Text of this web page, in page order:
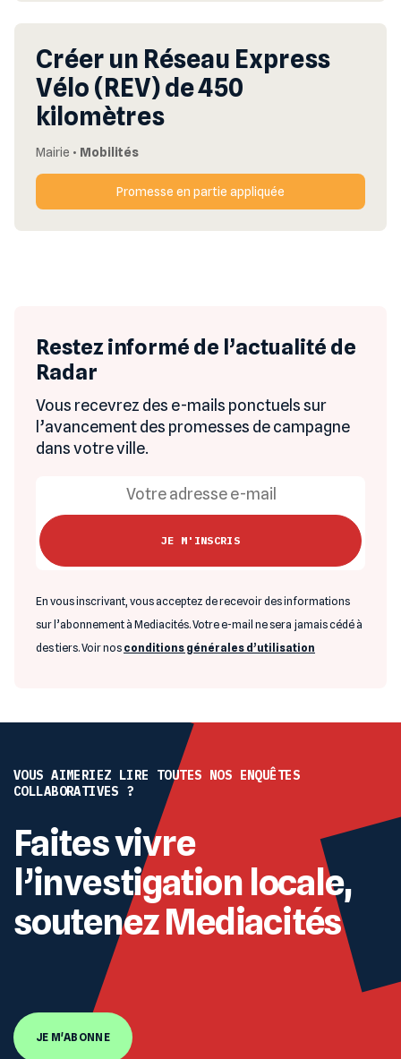
Créer un Réseau Express
Vélo (REV) de 450
kilomètres
Mairie • Mobilités
Promesse en partie appliquée
Restez informé de l’actualité de
Radar
Vous recevrez des e-mails ponctuels sur
l’avancement des promesses de campagne
dans votre ville.
En vous inscrivant, vous acceptez de recevoir des informations
sur l’abonnement à Mediacités. Votre e-mail ne sera jamais cédé à
des tiers. Voir nos conditions générales d’utilisation
VOUS AIMERIEZ LIRE TOUTES NOS ENQUÊTES
COLLABORATIVES ?
Faites vivre
l’investigation locale,
soutenez Mediacités
JE M'ABONNE